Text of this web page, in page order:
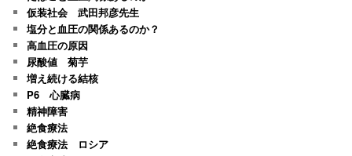
仮装社会 武田邦彦先生
塩分と血圧の関係あるのか？
高血圧の原因
尿酸値 菊芋
増え続ける結核
P6 心臓病
精神障害
絶食療法
絶食療法 ロシア